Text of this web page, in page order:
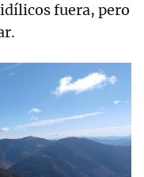
fuera, pero